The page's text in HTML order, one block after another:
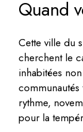
Quand
Cette ville du
cherchent le
inhabitées
rythme,
pour la